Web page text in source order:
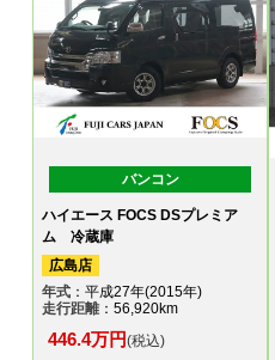
バンコン
ハイエース FOCS DSプレミア
ム 冷蔵庫
広島店
年式 ：平成27年(2015年)
走行距離：56,920km
446.4万円(税込)